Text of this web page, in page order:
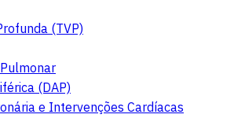
(TVP)
(DAP)
e Intervenções Cardíacas